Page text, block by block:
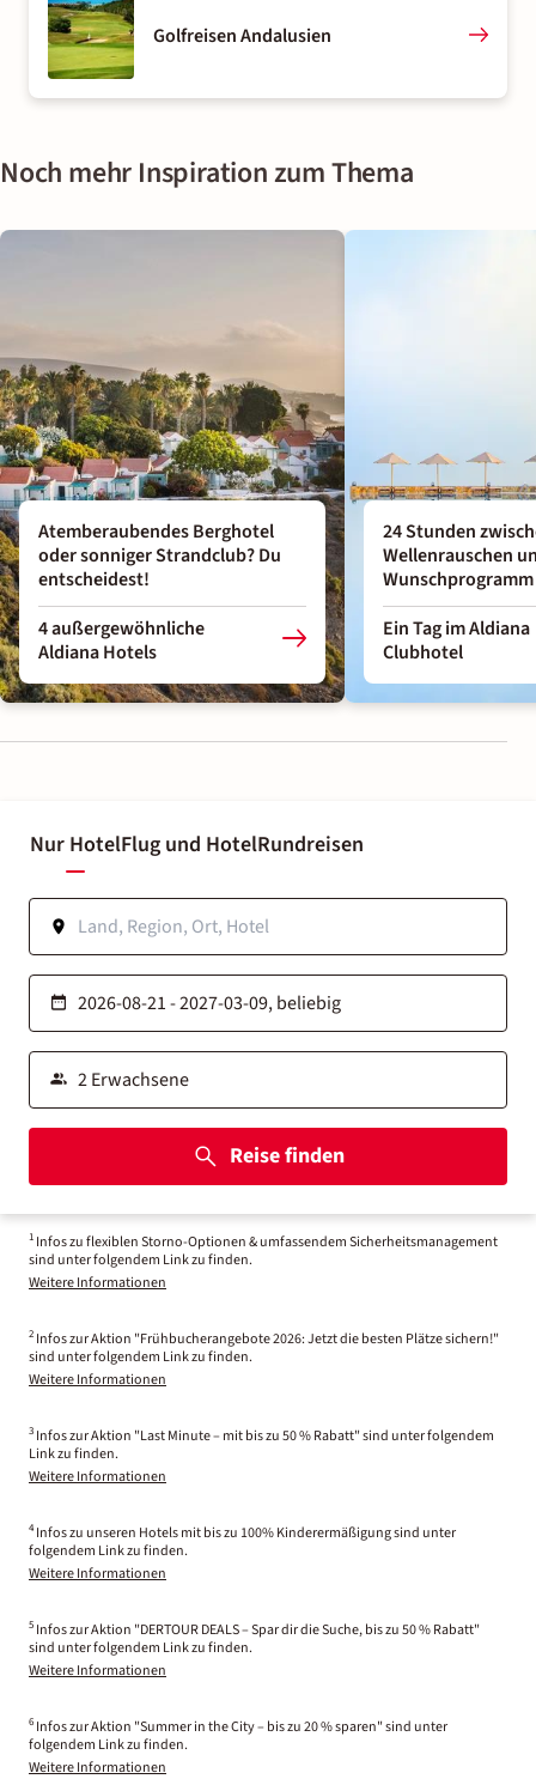
Golfreisen Andalusien
Noch mehr Inspiration zum Thema
Atemberaubendes Berghotel
oder sonniger Strandclub? Du
entscheidest!
4 außergewöhnliche
Aldiana Hotels
24 Stunden
Wellenrauschen
Wunschprogramm
Ein Tag im Aldiana
Clubhotel
Nur HotelFlug und HotelRundreisen
Reise finden
1 Infos zu flexiblen Storno-Optionen & umfassendem Sicherheitsmanagement
sind unter folgendem Link zu finden.
Weitere Informationen
2 Infos zur Aktion "Frühbucherangebote 2026: Jetzt die besten Plätze sichern!"
sind unter folgendem Link zu finden.
Weitere Informationen
3 Infos zur Aktion "Last Minute – mit bis zu 50 % Rabatt" sind unter folgendem
Link zu finden.
Weitere Informationen
4 Infos zu unseren Hotels mit bis zu 100% Kinderermäßigung sind unter
folgendem Link zu finden.
Weitere Informationen
5 Infos zur Aktion "DERTOUR DEALS – Spar dir die Suche, bis zu 50 % Rabatt"
sind unter folgendem Link zu finden.
Weitere Informationen
6 Infos zur Aktion "Summer in the City – bis zu 20 % sparen" sind unter
folgendem Link zu finden.
Weitere Informationen